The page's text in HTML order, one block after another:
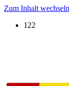
Zum Inhalt wechseln
122